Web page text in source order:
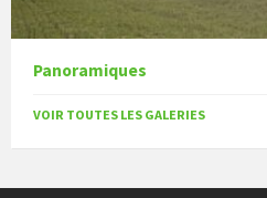
Panoramiques
VOIR TOUTES LES GALERIES